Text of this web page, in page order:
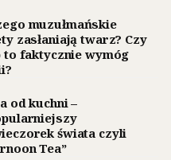
muzułmańskie
zasłaniają twarz? Czy
to faktycznie wymóg
od kuchni –
świata czyli
Tea”